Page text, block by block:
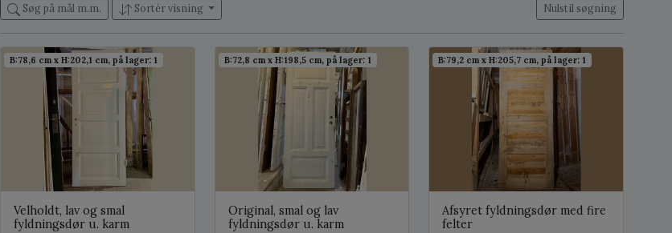
Søg på mål m.m. Sortér visning Nulstil søgning
B:78,6 cm x H:202,1 cm, på lager: 1
Velholdt, lav og smal
fyldningsdør u. karm
B:72,8 cm x H:198,5 cm, på lager: 1
Original, smal og lav
fyldningsdør u. karm
B:79,2 cm x H:205,7 cm, på lager: 1
Afsyret fyldningsdør med fire
felter